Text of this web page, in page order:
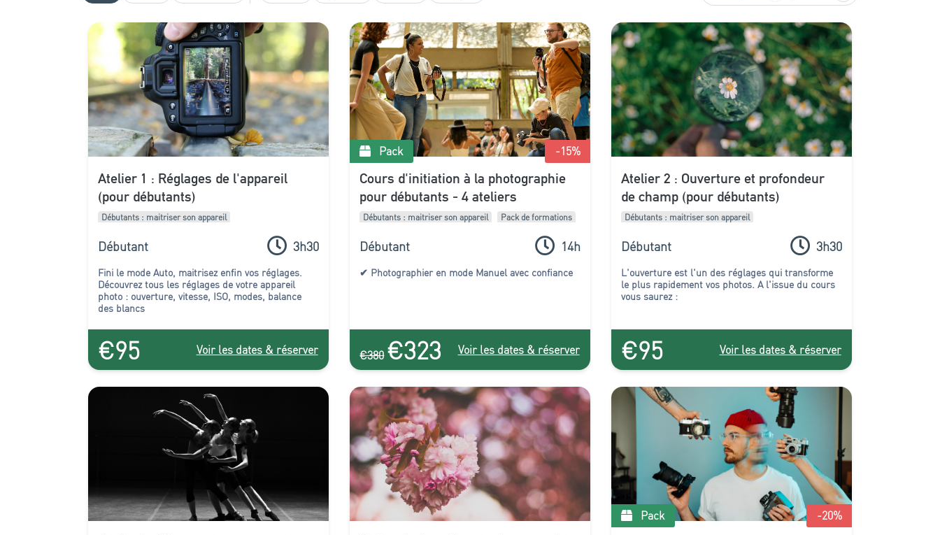
Atelier 1 : Réglages de l'appareil
(pour débutants)
Débutants : maitriser son appareil
Débutant 3h30
Fini le mode Auto, maitrisez enfin vos réglages.
Découvrez tous les réglages de votre appareil
photo : ouverture, vitesse, ISO, modes, balance
des blancs
€95 Voir les dates & réserver
Pack -15%
Cours d'initiation à la photographie
pour débutants - 4 ateliers
Débutants : maitriser son appareil Pack de formations
Débutant 14h
✔ Photographier en mode Manuel avec confiance
€380 €323 Voir les dates & réserver
Atelier 2 : Ouverture et profondeur
de champ (pour débutants)
Débutants : maitriser son appareil
Débutant 3h30
L'ouverture est l'un des réglages qui transforme
le plus rapidement vos photos. A l'issue du cours
vous saurez :
€95 Voir les dates & réserver
Pack -20%